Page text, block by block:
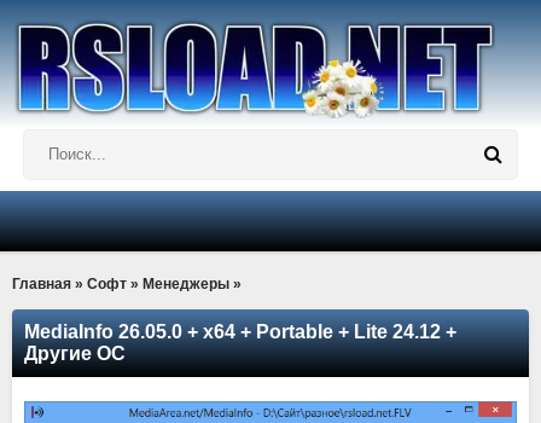
Главная » Софт » Менеджеры »
MediaInfo 26.05.0 + x64 + Portable + Lite 24.12 +
Другие ОС